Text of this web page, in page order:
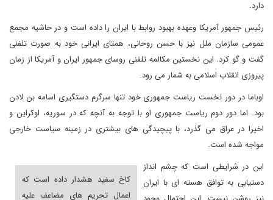
دارد.
رئیس جمهور آمریکا وعهده بهبود روابط با ایران را داده است و در حاشیه مجمع
عمومی سازمان ملل نیز با حسن روحانی، همتای ایرانی خود به صورت تلفنی
گفت و گو کرد. این نخستین مکالمه تلفنی روسای جمهور ایران و آمریکا از زمان
پیروزی انقلاب اسلامی به شمار می رود.
اوباما در دور نخست ریاست جمهوری خود تنها سرگرم دستگیری اسامه بن لادن
بود. اما دور دوم ریاست جمهوری او با توجه به آنچه که در سوریه، اوکراین و
اخیرا در عراق می گذرد، با پیچیدگی های بیشتری در زمینه سیاست خارجی
مواجه شده است.
کاخ سفید هشدار داده است که
اعمال تحریم های مضاعف علیه
این در شرایطی است که چشم انداز
دستیابی به توافق هسته ای با ایران